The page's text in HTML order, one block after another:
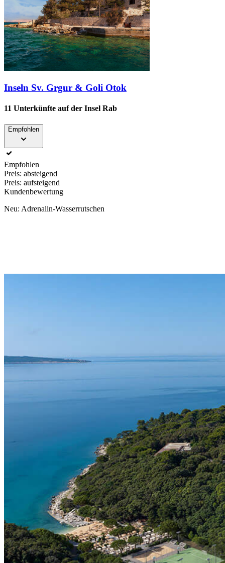
Inseln Sv. Grgur & Goli Otok
11 Unterkünfte auf der Insel Rab
Empfohlen
Empfohlen
Preis: absteigend
Preis: aufsteigend
Kundenbewertung
Neu: Adrenalin-Wasserrutschen